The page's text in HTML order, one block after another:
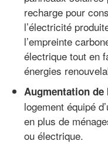
recharge pour
l’électricité
l’empreinte
électrique tout en
énergies
Augmentation
logement équipé
en plus de
ou électrique.